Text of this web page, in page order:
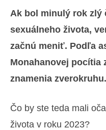
Ak bol minulý rok zlý
sexuálneho života,
začnú meniť. Podľa
Monahanovej pocítia
znamenia zverokruhu.
Čo by ste teda mali
života v roku 2023?